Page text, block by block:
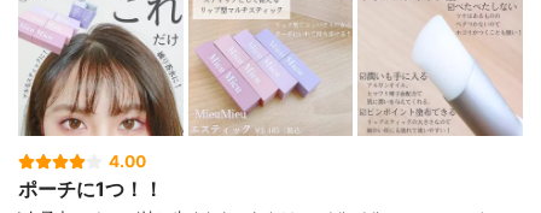
4.00
ポーチに1つ！！